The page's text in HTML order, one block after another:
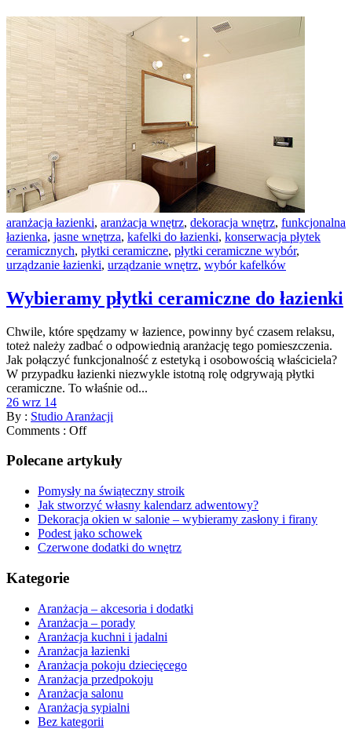
aranżacja łazienki, aranżacja wnętrz, dekoracja wnętrz, funkcjonalna
łazienka, jasne wnętrza, kafelki do łazienki, konserwacja płytek
ceramicznych, płytki ceramiczne, płytki ceramiczne wybór,
urządzanie łazienki, urządzanie wnętrz, wybór kafelków
Wybieramy płytki ceramiczne do łazienki
Chwile, które spędzamy w łazience, powinny być czasem relaksu,
toteż należy zadbać o odpowiednią aranżację tego pomieszczenia.
Jak połączyć funkcjonalność z estetyką i osobowością właściciela?
W przypadku łazienki niezwykle istotną rolę odgrywają płytki
ceramiczne. To właśnie od...
26 wrz 14
By : Studio Aranżacji
Comments : Off
Polecane artykuły
Pomysły na świąteczny stroik
Jak stworzyć własny kalendarz adwentowy?
Dekoracja okien w salonie – wybieramy zasłony i firany
Podest jako schowek
Czerwone dodatki do wnętrz
Kategorie
Aranżacja – akcesoria i dodatki
Aranżacja – porady
Aranżacja kuchni i jadalni
Aranżacja łazienki
Aranżacja pokoju dziecięcego
Aranżacja przedpokoju
Aranżacja salonu
Aranżacja sypialni
Bez kategorii